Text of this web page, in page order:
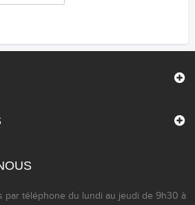
par téléphone du lundi au jeudi de 9h30 à